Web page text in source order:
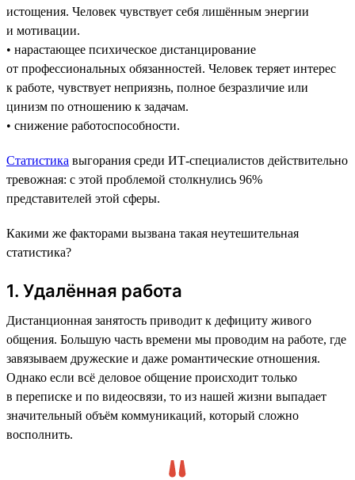
истощения. Человек чувствует себя лишённым энергии
и мотивации.
• нарастающее психическое дистанцирование
от профессиональных обязанностей. Человек теряет интерес
к работе, чувствует неприязнь, полное безразличие или
цинизм по отношению к задачам.
• снижение работоспособности.
Статистика выгорания среди ИТ-специалистов действительно
тревожная: с этой проблемой столкнулись 96%
представителей этой сферы.
Какими же факторами вызвана такая неутешительная
статистика?
1. Удалённая работа
Дистанционная занятость приводит к дефициту живого
общения. Большую часть времени мы проводим на работе, где
завязываем дружеские и даже романтические отношения.
Однако если всё деловое общение происходит только
в переписке и по видеосвязи, то из нашей жизни выпадает
значительный объём коммуникаций, который сложно
восполнить.